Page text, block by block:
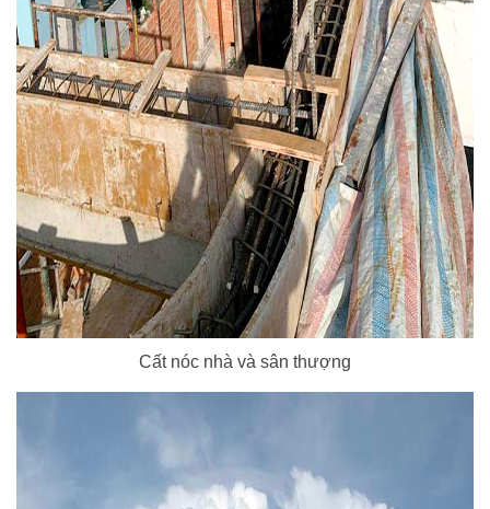
Cất nóc nhà và sân thượng